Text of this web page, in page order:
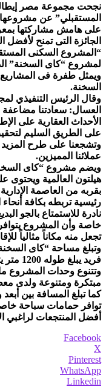
نجحت مجموعة مصر
المستقبلي” عن
على هامش مشاركتها
الجائزة التى تمنح
“المشروع السكنى
لمشروع “كاى السخنة”
ويمثل طفرة فى المشاريع
السخنة.
وقال الرئيس التنفيذي
العسال: سعادتنا مضاعفة
الأحداث العقارية على
على الطريق السليم
وتشجعنا على طرح
عملائنا المميزين.
هيلتون العالمية ويحتوى
بقربه من العاصمة
رئيسية تربطه بكافة
نادرة للاستمتاع بالجو
خاصة وأن المشروع
تجعل منه مكاناً مثالياً
فريد
وتتنوع وحدات المشروع
مبتكرة ومتنوعة ولدى
أفضل المنتجعات لراغبي
Facebook
X
Pinterest
WhatsApp
Linkedin